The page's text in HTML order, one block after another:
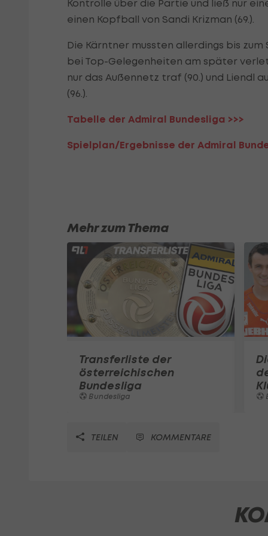
Kontrolle über die Partie und ließ nur
einen Kopfball von Sandi Krizman (69.).
Die Kärntner mussten allerdings bis zum
bei Top-Gelegenheiten am später
nur das Außennetz traf (90.) und Liendl
(96.).
Tabelle der Admiral Bundesliga >>>
Spielplan/Ergebnisse der Admiral
Mehr zum Thema
Transferliste der
österreichischen
Bundesliga
Bundesliga
TEILEN KOMMENTARE